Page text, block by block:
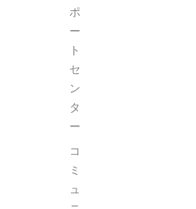
ポ
ー
ト
セ
ン
タ
ー
コ
ミ
ュ